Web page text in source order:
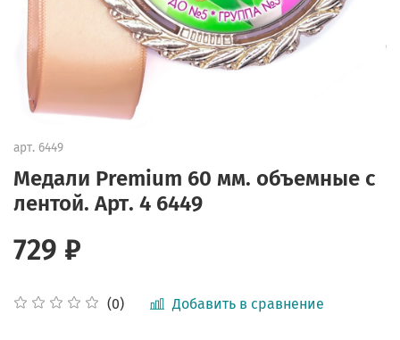
арт. 6449
Медали Premium 60 мм. объемные с
лентой. Арт. 4 6449
(0) Добавить в сравнение
729 ₽